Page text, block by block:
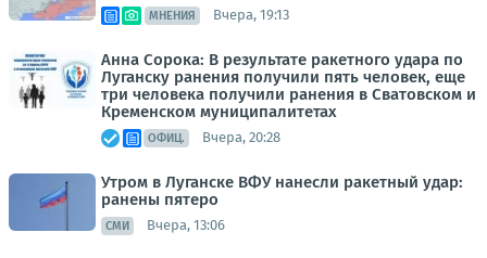
МНЕНИЯ Вчера, 19:13
Анна Сорока: В результате ракетного удара по
Луганску ранения получили пять человек, еще
три человека получили ранения в Сватовском и
Кременском муниципалитетах
ОФИЦ. Вчера, 20:28
Утром в Луганске ВФУ нанесли ракетный удар:
ранены пятеро
СМИ Вчера, 13:06